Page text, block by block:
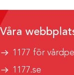
Våra
1177 för
1177.se